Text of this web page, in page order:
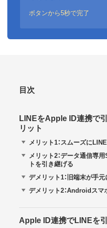
ボタンから5秒で完了
目次
LINEをApple ID連携で
リット
メリット1：スムーズに
メリット2：データ通信専
トを引き継げる
デメリット1：旧端末が手
デメリット2：Androidスマ
Apple ID連携でLINEを